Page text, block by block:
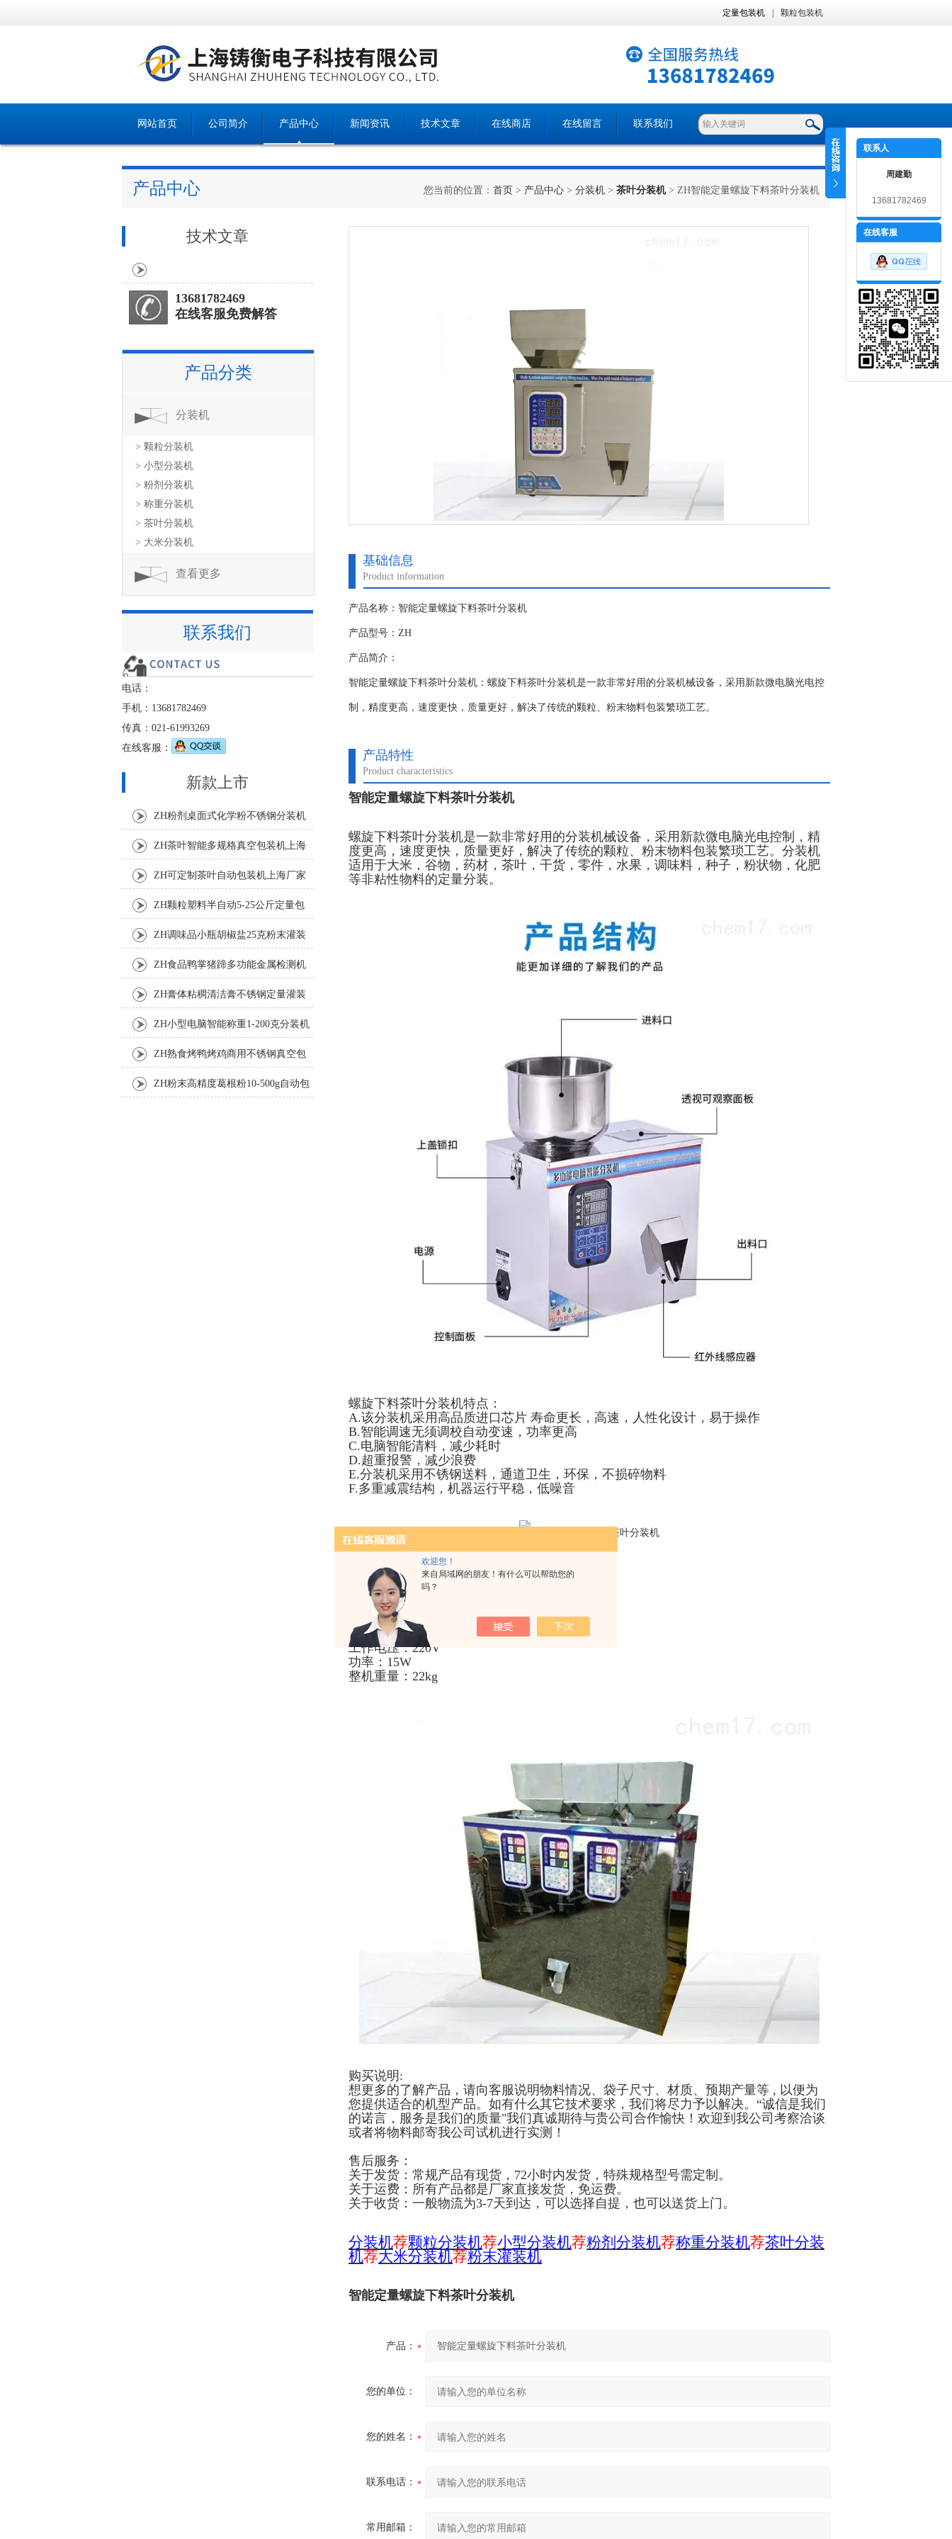
欢迎您！
来自局域网的朋友！有什么可以帮助您的
吗？
定量包装机 颗粒包装机
网站首页 公司简介 产品中心 新闻资讯 技术文章 在线商店 在线留言 联系我们
产品中心 您当前的位置： 首页 > 产品中心 > 分装机 > 茶叶分装机> ZH智能定量螺旋下料茶叶分装机
基础信息
Product information
产品名称：智能定量螺旋下料茶叶分装机
产品型号：ZH
产品简介：
智能定量螺旋下料茶叶分装机：螺旋下料茶叶分装机​是一款非常好用的分装机械设备，采用新款微电脑光电控
制，精度更高，速度更快，质量更好，解决了传统的颗粒、粉末物料包装繁琐工艺。
产品特性
Product characteristics
智能定量螺旋下料茶叶分装机
螺旋下料茶叶分装机是一款非常好用的分装机械设备，采用新款微电脑光电控制，精
度更高，速度更快，质量更好，解决了传统的颗粒、粉末物料包装繁琐工艺。分装机
适用于大米，谷物，药材，茶叶，干货，零件，水果，调味料，种子，粉状物，化肥
等非粘性物料的定量分装。
螺旋下料茶叶分装机特点：
A.该分装机采用高品质进口芯片 寿命更长，高速，人性化设计，易于操作
B.智能调速无须调校自动变速，功率更高
C.电脑智能清料，减少耗时
D.超重报警，减少浪费
E.分装机采用不锈钢送料，通道卫生，环保，不损碎物料
F.多重减震结构，机器运行平稳，低噪音
螺旋下料茶叶分装机参数：
产品名称：智能分装机
分装范围：1-100g
分装精度：0.1-0.2g
外形尺寸：38*22*50cm
工作电压：220V
功率：15W
整机重量：22kg
购买说明:
想更多的了解产品，请向客服说明物料情况、袋子尺寸、材质、预期产量等 , 以便为
您提供适合的机型产品。如有什么其它技术要求，我们将尽力予以解决。“诚信是我们
的诺言，服务是我们的质量"我们真诚期待与贵公司合作愉快！欢迎到我公司考察洽谈
或者将物料邮寄我公司试机进行实测！
售后服务：
关于发货：常规产品有现货，72小时内发货，特殊规格型号需定制。
关于运费：所有产品都是厂家直接发货，免运费。
关于收货：一般物流为3-7天到达，可以选择自提，也可以送货上门。
分装机荐颗粒分装机荐小型分装机荐粉剂分装机荐称重分装机荐茶叶分装
机荐大米分装机荐粉末灌装机
智能定量螺旋下料茶叶分装机
产品：
您的单位：
您的姓名：
联系电话：
常用邮箱：
技术文章
13681782469
在线客服免费解答
产品分类
分装机
> 颗粒分装机
> 小型分装机
> 粉剂分装机
> 称重分装机
> 茶叶分装机
> 大米分装机
查看更多
联系我们
电话：
手机：13681782469
传真：021-61993269
在线客服：
新款上市
ZH粉剂桌面式化学粉不锈钢分装机
ZH茶叶智能多规格真空包装机上海
厂家 ZH可定制茶叶自动包装机上海厂家
ZH颗粒塑料半自动5-25公斤定量包
装机 ZH调味品小瓶胡椒盐25克粉末灌装
ZH食品鸭掌猪蹄多功能金属检测机
ZH膏体粘稠清洁膏不锈钢定量灌装
机厂家 ZH小型电脑智能称重1-200克分装机
ZH熟食烤鸭烤鸡商用不锈钢真空包
装机 ZH粉末高精度葛根粉10-500g自动包
联系人
周建勤
13681782469
在线客服